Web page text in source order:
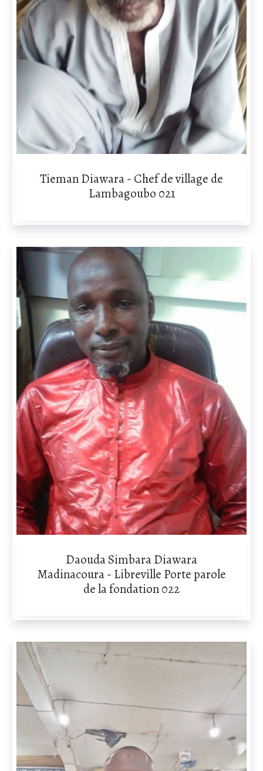
Tieman Diawara - Chef de village de
Lambagoubo 021
Daouda Simbara Diawara
Madinacoura - Libreville Porte parole
de la fondation 022